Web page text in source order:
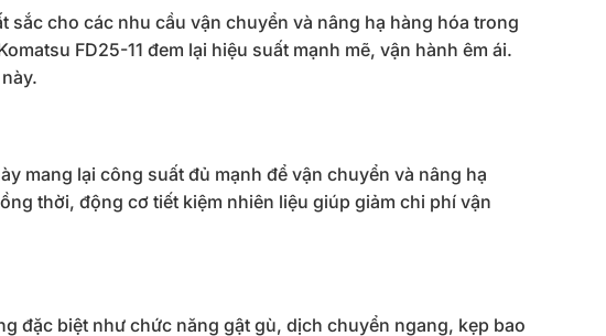
sắc cho các nhu cầu vận chuyển và nâng hạ hàng hóa trong
FD25-11 đem lại hiệu suất mạnh mẽ, vận hành êm ái.
mang lại công suất đủ mạnh để vận chuyển và nâng hạ
thời, động cơ tiết kiệm nhiên liệu giúp giảm chi phí vận
đặc biệt như chức năng gật gù, dịch chuyển ngang, kẹp bao